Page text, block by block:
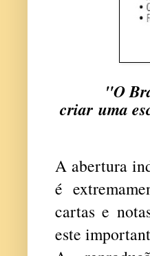
"O
criar uma
A abertura
é
cartas e
este